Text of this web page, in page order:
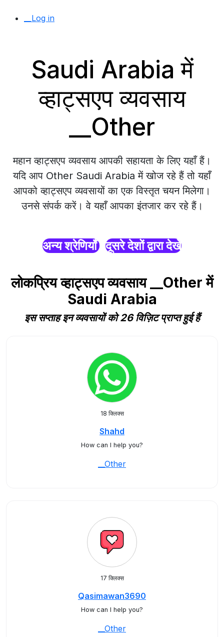
__Log in
Saudi Arabia में
व्हाट्सएप व्यवसाय
__Other
महान व्हाट्सएप व्यवसाय आपकी सहायता के लिए यहाँ हैं।
यदि आप Other Saudi Arabia में खोज रहे हैं तो यहाँ
आपको व्हाट्सएप व्यवसायों का एक विस्तृत चयन मिलेगा।
उनसे संपर्क करें। वे यहाँ आपका इंतजार कर रहे हैं।
अन्य श्रेणियाँ दूसरे देशों द्वारा देखें
लोकप्रिय व्हाट्सएप व्यवसाय __Other में
Saudi Arabia
इस सप्ताह इन व्यवसायों को 26 विज़िट प्राप्त हुई हैं
18 क्लिक्स
Shahd
How can I help you?
__Other
17 क्लिक्स
Qasimawan3690
How can I help you?
__Other